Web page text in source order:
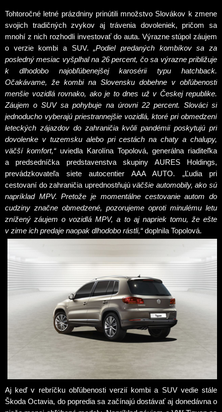
Tohtoročné letné prázdniny prinútili množstvo Slovákov k zmene
svojich tradičných zvykov aj trávenia dovoleniek, pričom sa
mnohí z nich rozhodli investovať do auta. Výrazne stúpol záujem
o verzie kombi a SUV.„Podiel predaných kombíkov sa za
posledný mesiac vyšplhal na 26 percent, čo sa výrazne približuje
k dlhodobo najobľúbenejšej karosérii typu hatchback.
Očakávame, že kombi na Slovensku dobehne v obľúbenosti
menšie vozidlá rovnako, ako je to dnes už v Českej republike.
Záujem o SUV sa pohybuje na úrovni 22 percent. Slováci si
jednoducho vyberajú priestrannejšie vozidlá, ktoré pri obmedzení
leteckých zájazdov do zahraničia kvôli pandémii poskytujú pri
dovolenke v tuzemsku alebo pri cestách na chaty a chalupy,
väčší komfort,“uviedla Karolína Topolová, generálna riaditeľka
a predsedníčka predstavenstva skupiny AURES Holdings,
prevádzkovateľa siete autocentier AAA AUTO. „Ľudia pri
cestovaní do zahraničia uprednostňujú väčšie automobily, ako sú
napríklad MPV. Pretože je momentálne cestovanie autom do
cudziny značne obmedzené, pozorujeme oproti minulému letu
znížený záujem o vozidlá MPV, a to aj napriek tomu, že ešte
v zime ich predaje naopak dlhodobo rástli,“doplnila Topolová.
Aj keď v rebríčku obľúbenosti verzií kombi a SUV vedie stále
Škoda Octavia, do popredia sa začínajú dostávať aj donedávna o